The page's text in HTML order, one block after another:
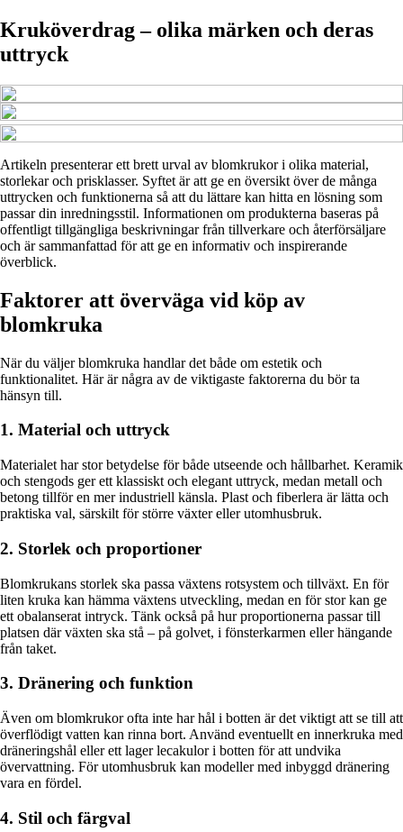
Kruköverdrag – olika märken och deras
uttryck
Artikeln presenterar ett brett urval av blomkrukor i olika material,
storlekar och prisklasser. Syftet är att ge en översikt över de många
uttrycken och funktionerna så att du lättare kan hitta en lösning som
passar din inredningsstil. Informationen om produkterna baseras på
offentligt tillgängliga beskrivningar från tillverkare och återförsäljare
och är sammanfattad för att ge en informativ och inspirerande
överblick.
Faktorer att överväga vid köp av
blomkruka
När du väljer blomkruka handlar det både om estetik och
funktionalitet. Här är några av de viktigaste faktorerna du bör ta
hänsyn till.
1. Material och uttryck
Materialet har stor betydelse för både utseende och hållbarhet. Keramik
och stengods ger ett klassiskt och elegant uttryck, medan metall och
betong tillför en mer industriell känsla. Plast och fiberlera är lätta och
praktiska val, särskilt för större växter eller utomhusbruk.
2. Storlek och proportioner
Blomkrukans storlek ska passa växtens rotsystem och tillväxt. En för
liten kruka kan hämma växtens utveckling, medan en för stor kan ge
ett obalanserat intryck. Tänk också på hur proportionerna passar till
platsen där växten ska stå – på golvet, i fönsterkarmen eller hängande
från taket.
3. Dränering och funktion
Även om blomkrukor ofta inte har hål i botten är det viktigt att se till att
överflödigt vatten kan rinna bort. Använd eventuellt en innerkruka med
dräneringshål eller ett lager lecakulor i botten för att undvika
övervattning. För utomhusbruk kan modeller med inbyggd dränering
vara en fördel.
4. Stil och färgval